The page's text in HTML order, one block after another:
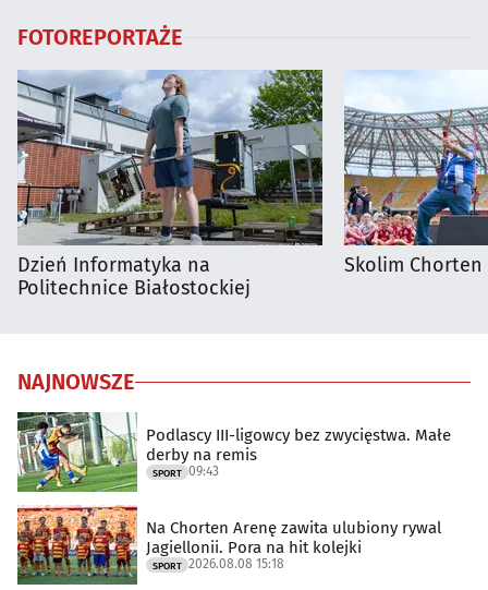
FOTOREPORTAŻE
Dzień Informatyka na
Politechnice Białostockiej
Skolim Chorten
NAJNOWSZE
Podlascy III-ligowcy bez zwycięstwa. Małe
derby na remis
SPORT 09:43
Na Chorten Arenę zawita ulubiony rywal
Jagiellonii. Pora na hit kolejki
SPORT 2026.08.08 15:18